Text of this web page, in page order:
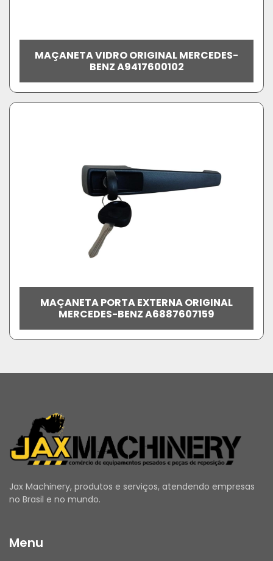
MAÇANETA VIDRO ORIGINAL MERCEDES-
BENZ A9417600102
MAÇANETA PORTA EXTERNA ORIGINAL
MERCEDES-BENZ A6887607159
Jax Machinery, produtos e serviços, atendendo empresas
no Brasil e no mundo.
Menu